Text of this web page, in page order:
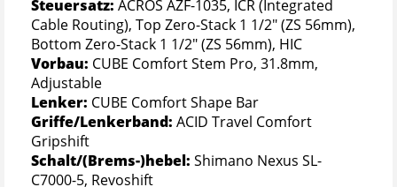
Steuersatz: ACROS AZF-1035, ICR (Integrated
Cable Routing), Top Zero-Stack 1 1/2" (ZS 56mm),
Bottom Zero-Stack 1 1/2" (ZS 56mm), HIC
Vorbau: CUBE Comfort Stem Pro, 31.8mm,
Adjustable
Lenker: CUBE Comfort Shape Bar
Griffe/Lenkerband: ACID Travel Comfort
Gripshift
Schalt/(Brems-)hebel: Shimano Nexus SL-
C7000-5, Revoshift